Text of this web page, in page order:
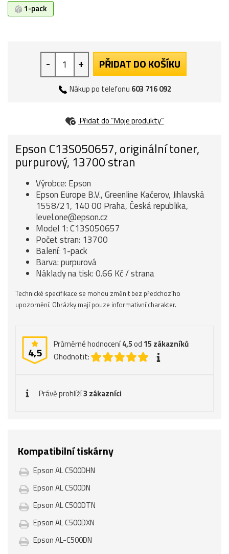
1-pack
- + PŘIDAT DO KOŠÍKU
Nákup po telefonu 603 716 092
Přidat do “Moje produkty”
Epson C13S050657, originální toner,
purpurový, 13700 stran
Výrobce: Epson
Epson Europe B.V., Greenline Kačerov, Jihlavská
1558/21, 140 00 Praha, Česká republika,
level.one@epson.cz
Model 1: C13S050657
Počet stran: 13700
Balení: 1-pack
Barva: purpurová
Náklady na tisk: 0.66 Kč / strana
Technické specifikace se mohou změnit bez předchozího
upozornění. Obrázky mají pouze informativní charakter.
4,5
Průměrné hodnocení4,5od 15 zákazníků
Ohodnotit:
Právě prohlíží3 zákazníci
Kompatibilní tiskárny
Epson AL C500DHN
Epson AL C500DN
Epson AL C500DTN
Epson AL C500DXN
Epson AL-C500DN